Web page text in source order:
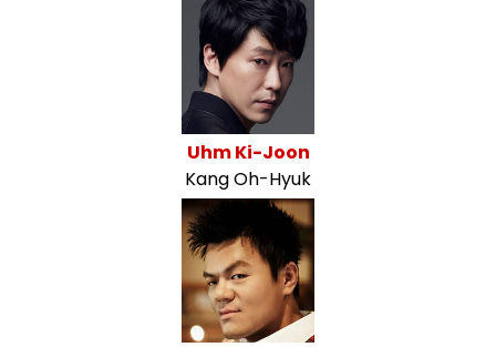
Uhm Ki-Joon
Kang Oh-Hyuk